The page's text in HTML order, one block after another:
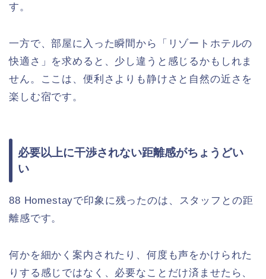
す。
一方で、部屋に入った瞬間から「リゾートホテルの
快適さ」を求めると、少し違うと感じるかもしれま
せん。ここは、便利さよりも静けさと自然の近さを
楽しむ宿です。
必要以上に干渉されない距離感がちょうどい
い
88 Homestayで印象に残ったのは、スタッフとの距
離感です。
何かを細かく案内されたり、何度も声をかけられた
りする感じではなく、必要なことだけ済ませたら、